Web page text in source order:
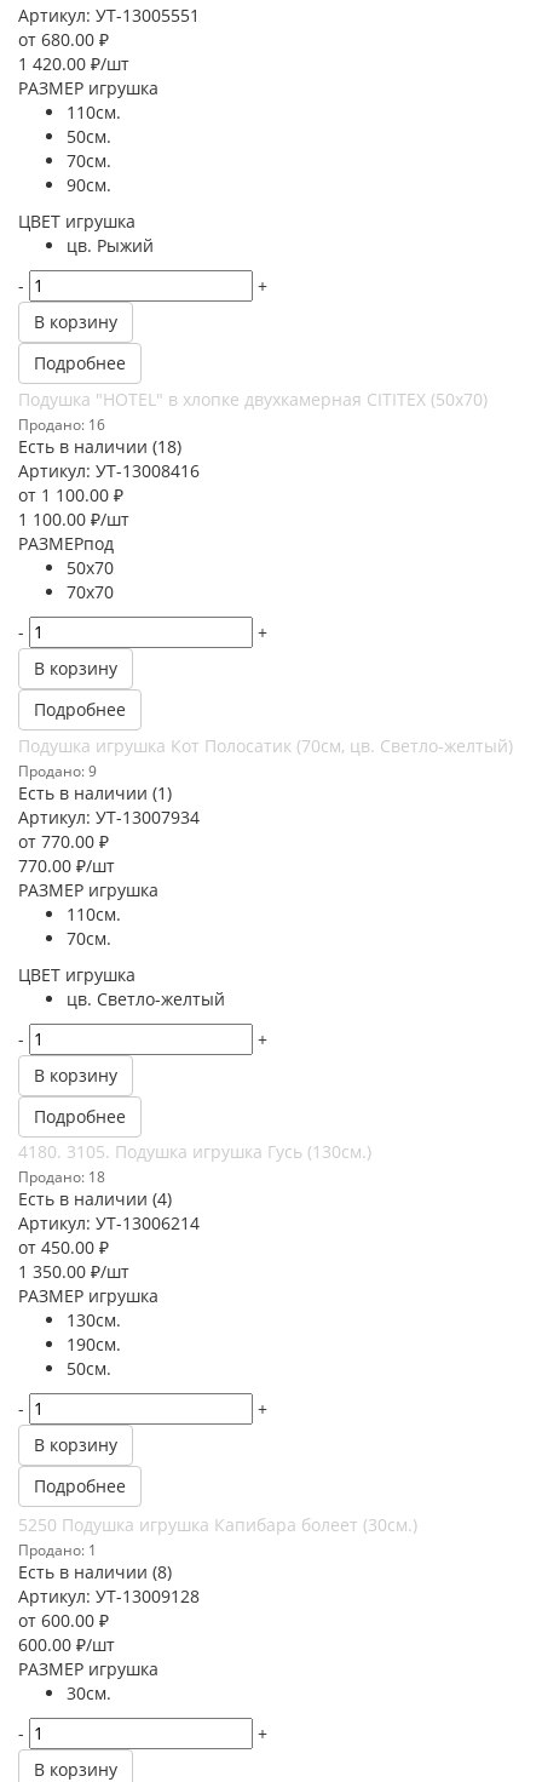
Артикул: УТ-13005551
от 680.00 ₽
1 420.00 ₽/шт
РАЗМЕР игрушка
110см.
50см.
70см.
90см.
ЦВЕТ игрушка
цв. Рыжий
-
+
В корзину
Подробнее
Подушка "HOTEL" в хлопке двухкамерная CITITEX (50х70)
Продано: 16
Есть в наличии (18)
Артикул: УТ-13008416
от 1 100.00 ₽
1 100.00 ₽/шт
РАЗМЕРпод
50х70
70х70
-
+
В корзину
Подробнее
Подушка игрушка Кот Полосатик (70см, цв. Светло-желтый)
Продано: 9
Есть в наличии (1)
Артикул: УТ-13007934
от 770.00 ₽
770.00 ₽/шт
РАЗМЕР игрушка
110см.
70см.
ЦВЕТ игрушка
цв. Светло-желтый
-
+
В корзину
Подробнее
4180. 3105. Подушка игрушка Гусь (130см.)
Продано: 18
Есть в наличии (4)
Артикул: УТ-13006214
от 450.00 ₽
1 350.00 ₽/шт
РАЗМЕР игрушка
130см.
190см.
50см.
-
+
В корзину
Подробнее
5250 Подушка игрушка Капибара болеет (30см.)
Продано: 1
Есть в наличии (8)
Артикул: УТ-13009128
от 600.00 ₽
600.00 ₽/шт
РАЗМЕР игрушка
30см.
-
+
В корзину